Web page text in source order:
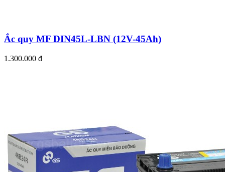
Ắc quy MF DIN45L-LBN (12V-45Ah)
1.300.000 đ